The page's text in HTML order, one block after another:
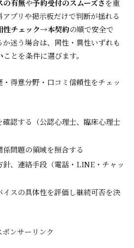
の有無や予約受付のスムーズさを重
プリや掲示板だけで判断が揺れる
性チェック→本契約の順で安全で
迷う場合は、同性・異性いずれも
ことを条件に選びます。
得意分野・口コミ信頼性をチェッ
確認する（公認心理士、臨床心理士
問題の領域を照合する
針、連絡手段（電話・LINE・チャッ
スの具体性を評価し継続可否を決
ポンサーリンク